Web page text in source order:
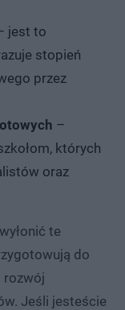
jest to
stopień
przez
–
których
oraz
te
do
rozwój
Jeśli jesteście